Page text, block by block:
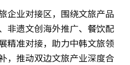
企业对接区，围绕文旅产品
非遗文创海外推广、餐饮配
精准对接，助力中韩文旅领
，推动双边文旅产业深度合